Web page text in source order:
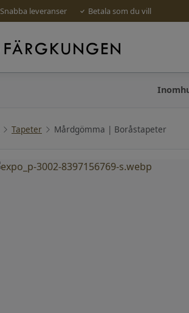
Snabba leveranser Betala som du vill
Tapeter Mårdgömma | Boråstapeter